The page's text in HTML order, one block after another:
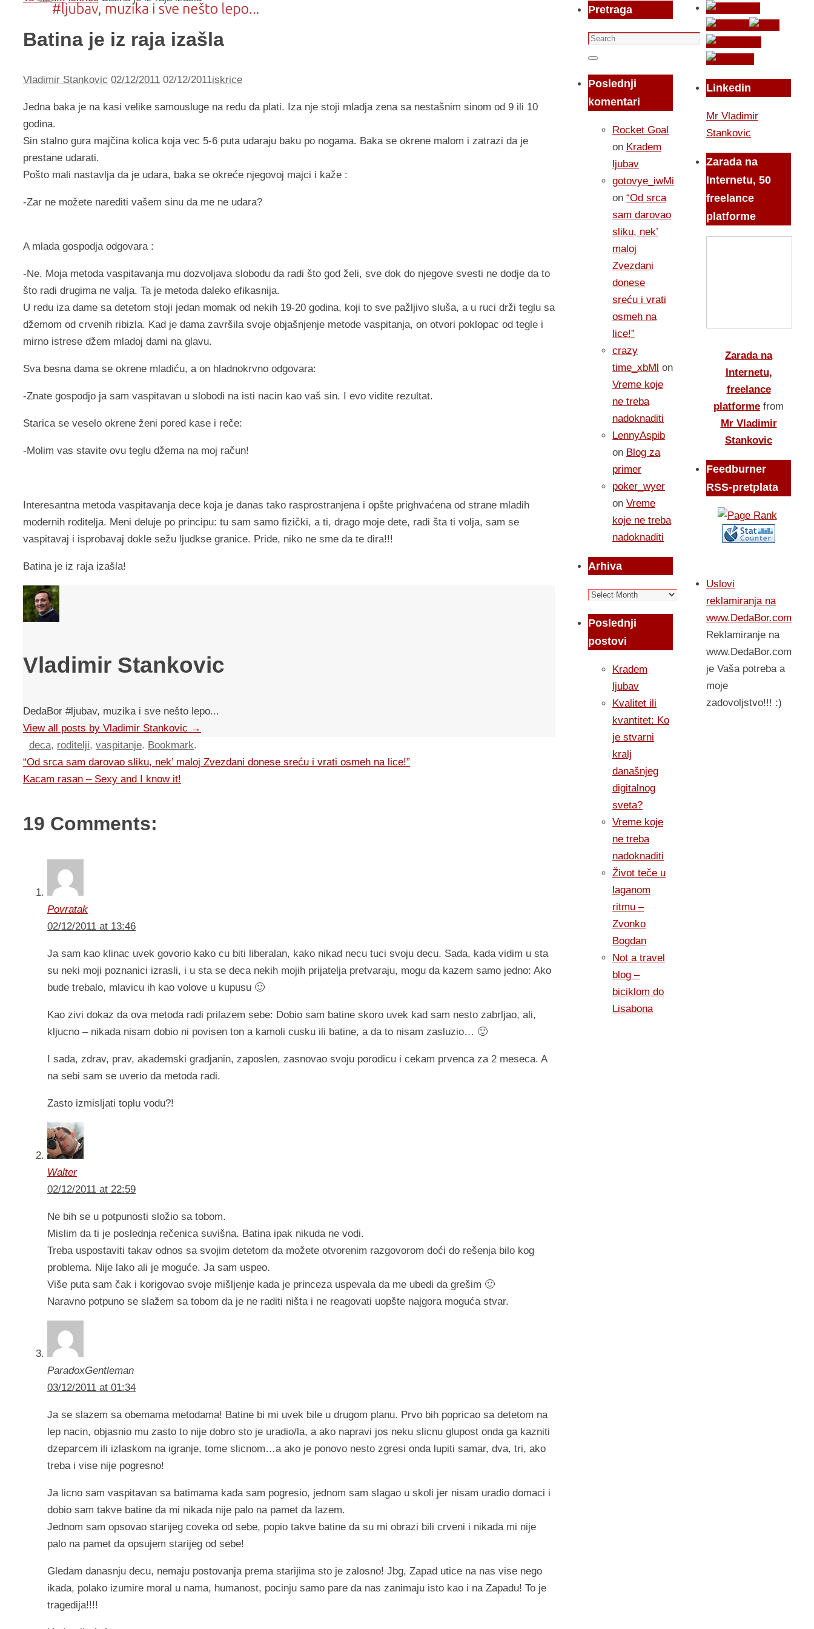
Batina je iz raja izašla
Vladimir Stankovic 02/12/2011 02/12/2011iskrice
Jedna baka je na kasi velike samousluge na redu da plati. Iza nje stoji mladja zena sa nestašnim sinom od 9 ili 10
godina.
Sin stalno gura majčina kolica koja vec 5-6 puta udaraju baku po nogama. Baka se okrene malom i zatrazi da je
prestane udarati.
Pošto mali nastavlja da je udara, baka se okreće njegovoj majci i kaže :
-Zar ne možete narediti vašem sinu da me ne udara?
A mlada gospodja odgovara :
-Ne. Moja metoda vaspitavanja mu dozvoljava slobodu da radi što god želi, sve dok do njegove svesti ne dodje da to
što radi drugima ne valja. Ta je metoda daleko efikasnija.
U redu iza dame sa detetom stoji jedan momak od nekih 19-20 godina, koji to sve pažljivo sluša, a u ruci drži teglu sa
džemom od crvenih ribizla. Kad je dama završila svoje objašnjenje metode vaspitanja, on otvori poklopac od tegle i
mirno istrese džem mladoj dami na glavu.
Sva besna dama se okrene mladiću, a on hladnokrvno odgovara:
-Znate gospodjo ja sam vaspitavan u slobodi na isti nacin kao vaš sin. I evo vidite rezultat.
Starica se veselo okrene ženi pored kase i reče:
-Molim vas stavite ovu teglu džema na moj račun!
Interesantna metoda vaspitavanja dece koja je danas tako rasprostranjena i opšte prighvaćena od strane mladih
modernih roditelja. Meni deluje po principu: tu sam samo fizički, a ti, drago moje dete, radi šta ti volja, sam se
vaspitavaj i isprobavaj dokle sežu ljudkse granice. Pride, niko ne sme da te dira!!!
Batina je iz raja izašla!
Vladimir Stankovic
DedaBor #ljubav, muzika i sve nešto lepo...
View all posts by Vladimir Stankovic →
deca, roditelji, vaspitanje. Bookmark.
“Od srca sam darovao sliku, nek’ maloj Zvezdani donese sreću i vrati osmeh na lice!”
Kacam rasan – Sexy and I know it!
19 Comments:
Povratak
02/12/2011 at 13:46
Ja sam kao klinac uvek govorio kako cu biti liberalan, kako nikad necu tuci svoju decu. Sada, kada vidim u sta
su neki moji poznanici izrasli, i u sta se deca nekih mojih prijatelja pretvaraju, mogu da kazem samo jedno: Ako
bude trebalo, mlavicu ih kao volove u kupusu 🙂
Kao zivi dokaz da ova metoda radi prilazem sebe: Dobio sam batine skoro uvek kad sam nesto zabrljao, ali,
kljucno – nikada nisam dobio ni povisen ton a kamoli cusku ili batine, a da to nisam zasluzio… 🙂
I sada, zdrav, prav, akademski gradjanin, zaposlen, zasnovao svoju porodicu i cekam prvenca za 2 meseca. A
na sebi sam se uverio da metoda radi.
Zasto izmisljati toplu vodu?!
Walter
02/12/2011 at 22:59
Ne bih se u potpunosti složio sa tobom.
Mislim da ti je poslednja rečenica suvišna. Batina ipak nikuda ne vodi.
Treba uspostaviti takav odnos sa svojim detetom da možete otvorenim razgovorom doći do rešenja bilo kog
problema. Nije lako ali je moguće. Ja sam uspeo.
Više puta sam čak i korigovao svoje mišljenje kada je princeza uspevala da me ubedi da grešim 🙂
Naravno potpuno se slažem sa tobom da je ne raditi ništa i ne reagovati uopšte najgora moguća stvar.
ParadoxGentleman
03/12/2011 at 01:34
Ja se slazem sa obemama metodama! Batine bi mi uvek bile u drugom planu. Prvo bih popricao sa detetom na
lep nacin, objasnio mu zasto to nije dobro sto je uradio/la, a ako napravi jos neku slicnu glupost onda ga kazniti
dzeparcem ili izlaskom na igranje, tome slicnom…a ako je ponovo nesto zgresi onda lupiti samar, dva, tri, ako
treba i vise nije pogresno!
Ja licno sam vaspitavan sa batimama kada sam pogresio, jednom sam slagao u skoli jer nisam uradio domaci i
dobio sam takve batine da mi nikada nije palo na pamet da lazem.
Jednom sam opsovao starijeg coveka od sebe, popio takve batine da su mi obrazi bili crveni i nikada mi nije
palo na pamet da opsujem starijeg od sebe!
Gledam danasnju decu, nemaju postovanja prema starijima sto je zalosno! Jbg, Zapad utice na nas vise nego
ikada, polako izumire moral u nama, humanost, pocinju samo pare da nas zanimaju isto kao i na Zapadu! To je
tragedija!!!!
Pretraga
Search
for:
Search
Poslednji
komentari
Rocket Goal
on Kradem
ljubav
gotovye_iwMi
on “Od srca
sam darovao
sliku, nek’
maloj
Zvezdani
donese
sreću i vrati
osmeh na
lice!”
crazy
time_xbMl on
Vreme koje
ne treba
nadoknaditi
LennyAspib
on Blog za
primer
poker_wyer
on Vreme
koje ne treba
nadoknaditi
Arhiva
Arhiva
Poslednji
postovi
Kradem
ljubav
Kvalitet ili
kvantitet: Ko
je stvarni
kralj
današnjeg
digitalnog
sveta?
Vreme koje
ne treba
nadoknaditi
Život teče u
laganom
ritmu –
Zvonko
Bogdan
Not a travel
blog –
biciklom do
Lisabona
Linkedin
Mr Vladimir
Stankovic
Zarada na
Internetu, 50
freelance
platforme
Zarada na
Internetu,
freelance
platforme from
Mr Vladimir
Stankovic
Feedburner
RSS-pretplata
Uslovi
reklamiranja na
www.DedaBor.com
Reklamiranje na
www.DedaBor.com
je Vaša potreba a
moje
zadovoljstvo!!! :)